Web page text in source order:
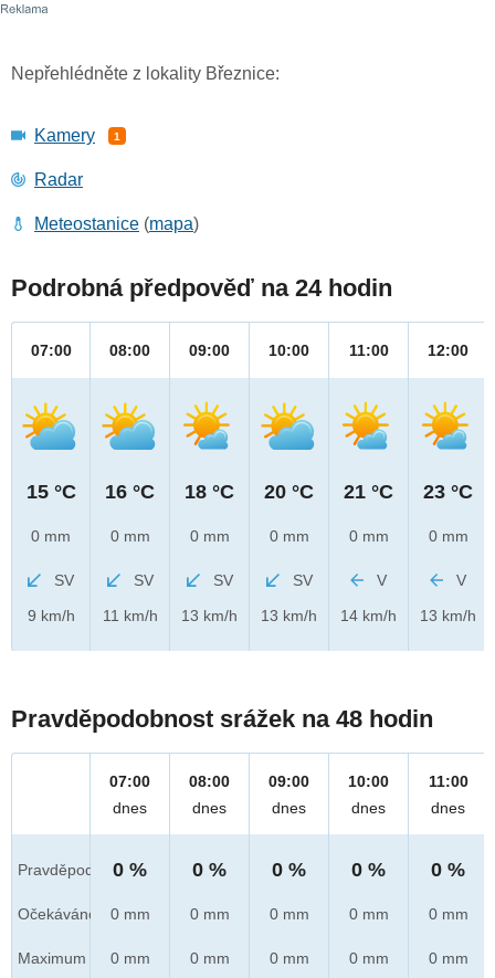
Nepřehlédněte z lokality Březnice:
Kamery 1
Radar
Meteostanice (mapa)
Podrobná předpověď na 24 hodin
07:00
15 °C
0 mm
SV
9 km/h
08:00
16 °C
0 mm
SV
11 km/h
09:00
18 °C
0 mm
SV
13 km/h
10:00
20 °C
0 mm
SV
13 km/h
11:00
21 °C
0 mm
V
14 km/h
12:00
23 °C
0 mm
V
13 km/h
Pravděpodobnost srážek na 48 hodin
Pravděpod.
Očekáváno
Maximum
07:00
dnes
0 %
0 mm
0 mm
08:00
dnes
0 %
0 mm
0 mm
09:00
dnes
0 %
0 mm
0 mm
10:00
dnes
0 %
0 mm
0 mm
11:00
dnes
0 %
0 mm
0 mm